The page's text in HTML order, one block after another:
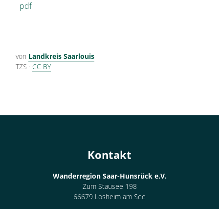
pdf
von Landkreis Saarlouis
TZS · CC BY
Kontakt
Wanderregion Saar-Hunsrück e.V.
Zum Stausee 198
66679 Losheim am See